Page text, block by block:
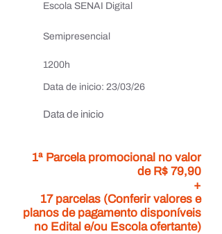
Escola SENAI Digital
Semipresencial
1200h
Data de inicio: 23/03/26
Data de inicio
1ª Parcela promocional no valor
de R$ 79,90
+
17 parcelas (Conferir valores e
planos de pagamento disponíveis
no Edital e/ou Escola ofertante)